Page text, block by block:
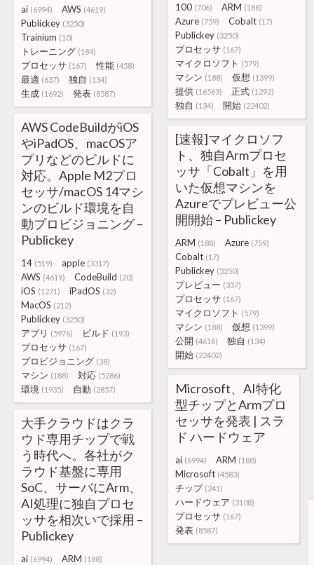
ai (6994) AWS (4619)
Publickey (3250)
Trainium (10)
トレーニング (184)
プロセッサ (167) 性能 (458)
最適 (637) 独自 (134)
生成 (1692) 発表 (8587)
100 (706) ARM (188)
Azure (759) Cobalt (17)
Publickey (3250)
プロセッサ (167)
マイクロソフト (579)
マシン (188) 仮想 (1399)
提供 (16563) 正式 (1292)
独自 (134) 開始 (22402)
AWS CodeBuildがiOS
やiPadOS、macOSア
プリなどのビルドに
対応。Apple M2プロ
セッサ/macOS 14マシ
ンのビルド環境を自
動プロビジョニング –
Publickey
14 (519) apple (3317)
AWS (4619) CodeBuild (20)
iOS (1271) iPadOS (32)
MacOS (212)
Publickey (3250)
アプリ (5976) ビルド (193)
プロセッサ (167)
プロビジョニング (38)
マシン (188) 対応 (5286)
環境 (1935) 自動 (2857)
[速報]マイクロソフ
ト、独自Armプロセ
ッサ「Cobalt」を用
いた仮想マシンを
Azureでプレビュー公
開開始 – Publickey
ARM (188) Azure (759)
Cobalt (17)
Publickey (3250)
プレビュー (337)
プロセッサ (167)
マイクロソフト (579)
マシン (188) 仮想 (1399)
公開 (4616) 独自 (134)
開始 (22402)
Microsoft、AI特化
型チップとArmプロ
セッサを発表 | スラ
ド ハードウェア
ai (6994) ARM (188)
Microsoft (4583)
チップ (241)
ハードウェア (3108)
プロセッサ (167)
発表 (8587)
大手クラウドはクラ
ウド専用チップで戦
う時代へ。各社がク
ラウド基盤に専用
SoC、サーバにArm、
AI処理に独自プロセ
ッサを相次いで採用 –
Publickey
ai (6994) ARM (188)